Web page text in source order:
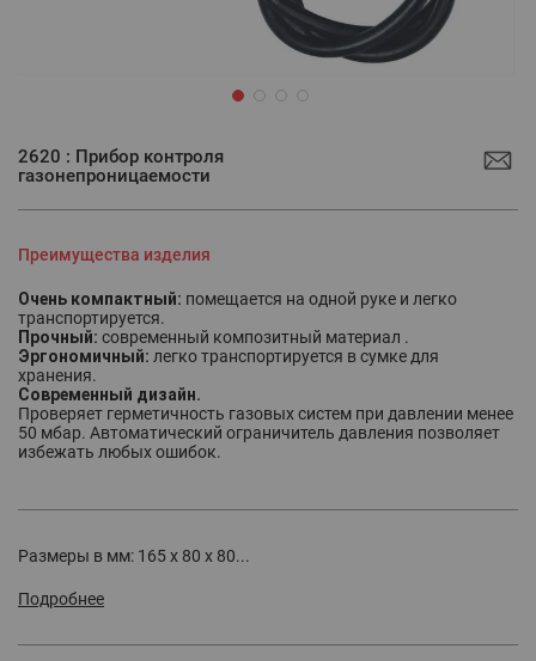
2620 : Прибор контроля
газонепроницаемости
Преимущества изделия
Очень компактный: помещается на одной руке и легко
транспортируется.
Прочный: современный композитный материал .
Эргономичный: легко транспортируется в сумке для
хранения.
Современный дизайн.
Проверяет герметичность газовых систем при давлении менее
50 мбар. Автоматический ограничитель давления позволяет
избежать любых ошибок.
Размеры в мм: 165 x 80 x 80...
Подробнее
началу
галереи